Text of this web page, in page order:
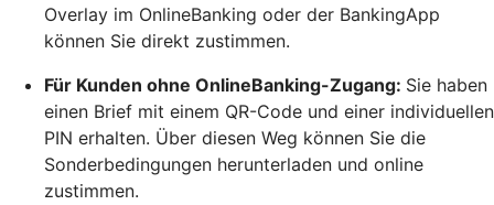
Overlay im OnlineBanking oder der BankingApp
können Sie direkt zustimmen.
Für Kunden ohne OnlineBanking-Zugang: Sie haben
einen Brief mit einem QR-Code und einer individuellen
PIN erhalten. Über diesen Weg können Sie die
Sonderbedingungen herunterladen und online
zustimmen.